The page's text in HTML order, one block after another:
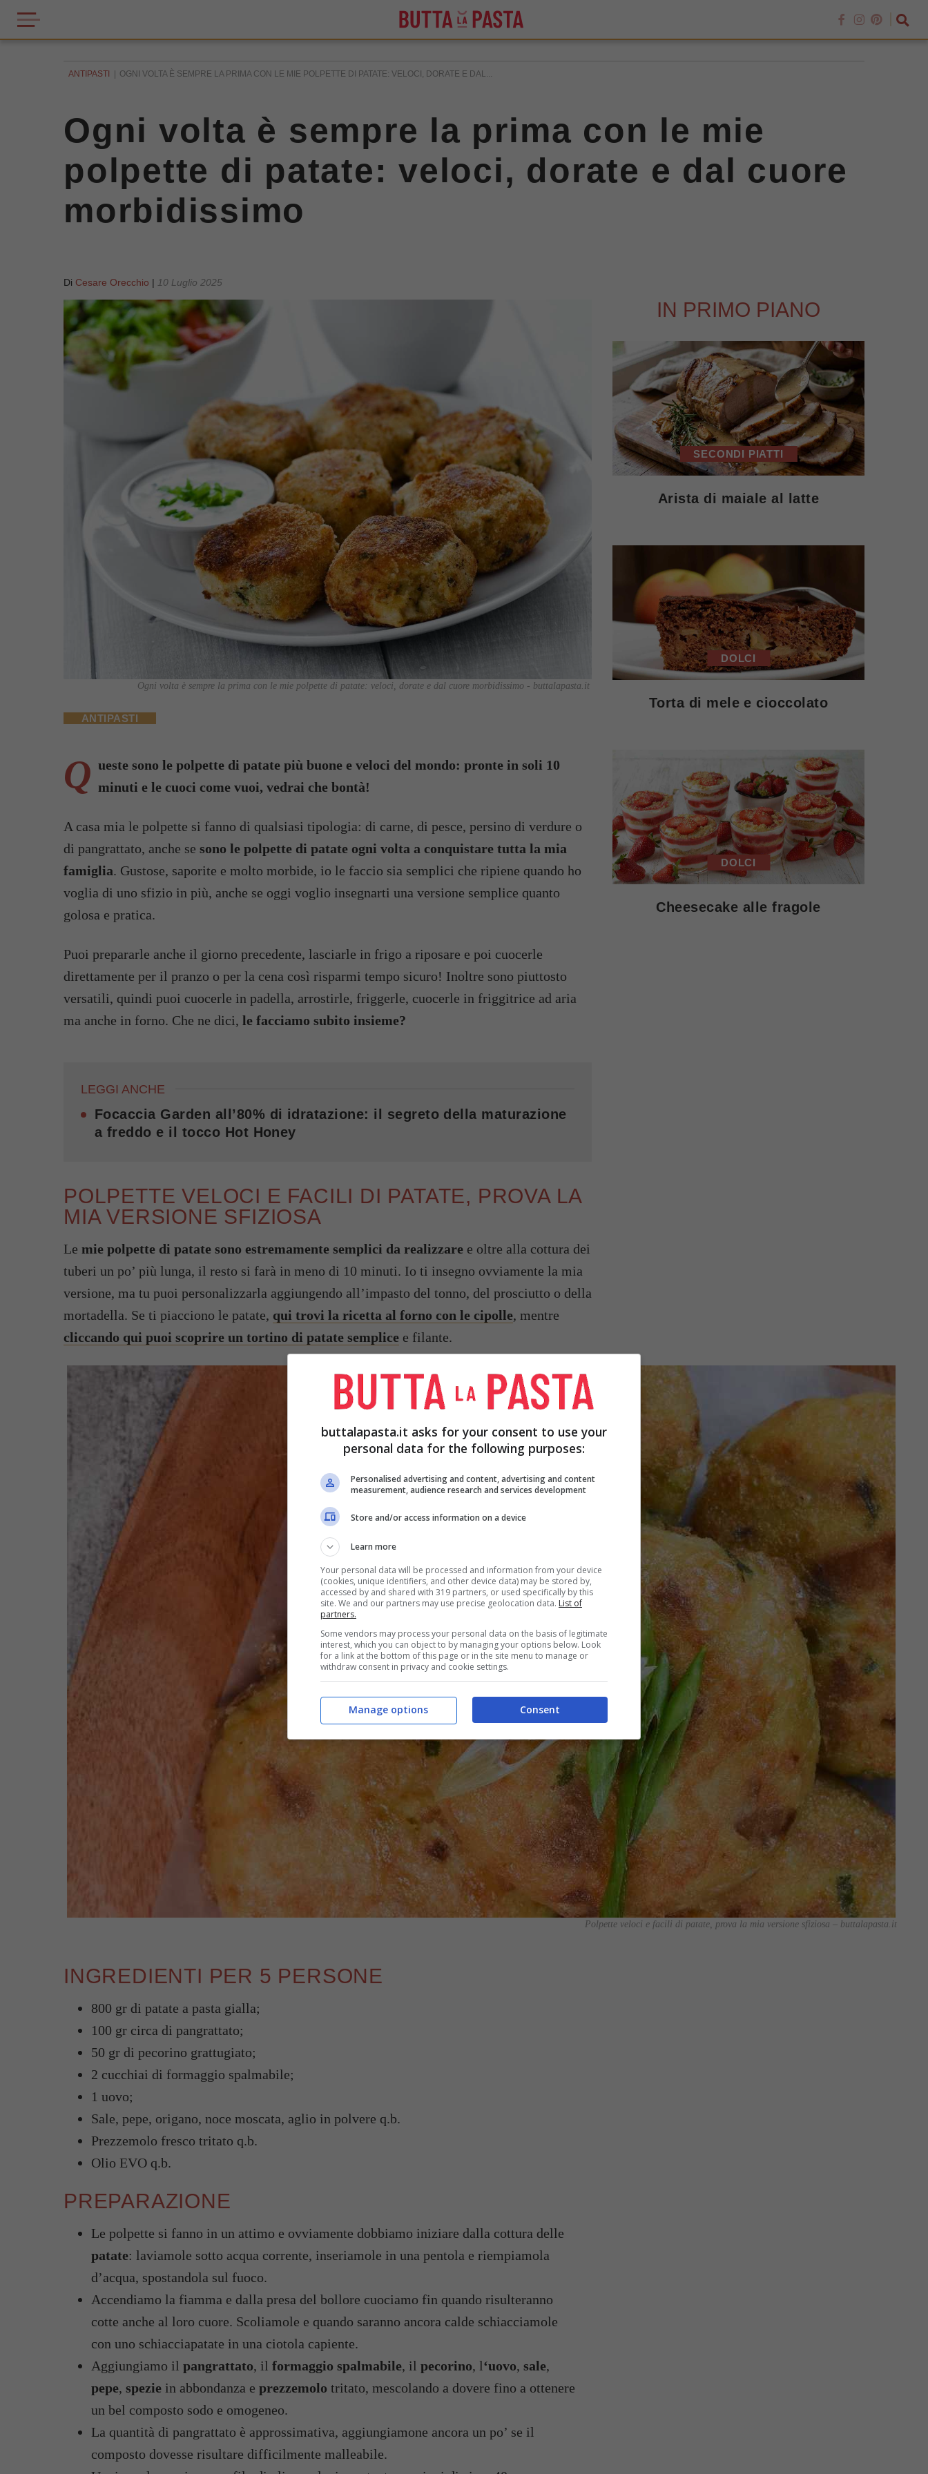
ANTIPASTI OGNI VOLTA È SEMPRE LA PRIMA CON LE MIE POLPETTE DI PATATE: VELOCI, DORATE E DAL...
Ogni volta è sempre la prima con le mie
polpette di patate: veloci, dorate e dal cuore
morbidissimo
Di Cesare Orecchio | 10 Luglio 2025
Ogni volta è sempre la prima con le mie polpette di patate: veloci, dorate e dal cuore morbidissimo - buttalapasta.it
ANTIPASTI
Q ueste sono le polpette di patate più buone e veloci del mondo: pronte in soli 10
minuti e le cuoci come vuoi, vedrai che bontà!
A casa mia le polpette si fanno di qualsiasi tipologia: di carne, di pesce, persino di verdure o
di pangrattato, anche se sono le polpette di patate ogni volta a conquistare tutta la mia
famiglia. Gustose, saporite e molto morbide, io le faccio sia semplici che ripiene quando ho
voglia di uno sfizio in più, anche se oggi voglio insegnarti una versione semplice quanto
golosa e pratica.
Puoi prepararle anche il giorno precedente, lasciarle in frigo a riposare e poi cuocerle
direttamente per il pranzo o per la cena così risparmi tempo sicuro! Inoltre sono piuttosto
versatili, quindi puoi cuocerle in padella, arrostirle, friggerle, cuocerle in friggitrice ad aria
ma anche in forno. Che ne dici, le facciamo subito insieme?
LEGGI ANCHE
Focaccia Garden all’80% di idratazione: il segreto della maturazione
a freddo e il tocco Hot Honey
POLPETTE VELOCI E FACILI DI PATATE, PROVA LA
MIA VERSIONE SFIZIOSA
Le mie polpette di patate sono estremamente semplici da realizzare e oltre alla cottura dei
tuberi un po’ più lunga, il resto si farà in meno di 10 minuti. Io ti insegno ovviamente la mia
versione, ma tu puoi personalizzarla aggiungendo all’impasto del tonno, del prosciutto o della
mortadella. Se ti piacciono le patate, qui trovi la ricetta al forno con le cipolle, mentre
cliccando qui puoi scoprire un tortino di patate semplice e filante.
Polpette veloci e facili di patate, prova la mia versione sfiziosa – buttalapasta.it
INGREDIENTI PER 5 PERSONE
800 gr di patate a pasta gialla;
100 gr circa di pangrattato;
50 gr di pecorino grattugiato;
2 cucchiai di formaggio spalmabile;
1 uovo;
Sale, pepe, origano, noce moscata, aglio in polvere q.b.
Prezzemolo fresco tritato q.b.
Olio EVO q.b.
PREPARAZIONE
Le polpette si fanno in un attimo e ovviamente dobbiamo iniziare dalla cottura delle
patate: laviamole sotto acqua corrente, inseriamole in una pentola e riempiamola
d’acqua, spostandola sul fuoco.
Accendiamo la fiamma e dalla presa del bollore cuociamo fin quando risulteranno
cotte anche al loro cuore. Scoliamole e quando saranno ancora calde schiacciamole
con uno schiacciapatate in una ciotola capiente.
Aggiungiamo il pangrattato, il formaggio spalmabile, il pecorino, l‘uovo, sale,
pepe, spezie in abbondanza e prezzemolo tritato, mescolando a dovere fino a ottenere
un bel composto sodo e omogeneo.
La quantità di pangrattato è approssimativa, aggiungiamone ancora un po’ se il
composto dovesse risultare difficilmente malleabile.
IN PRIMO PIANO
SECONDI PIATTI
Arista di maiale al latte
DOLCI
Torta di mele e cioccolato
DOLCI
Cheesecake alle fragole
buttalapasta.it asks for your consent to use your
personal data for the following purposes:
Personalised advertising and content, advertising and content
measurement, audience research and services development
Store and/or access information on a device
Learn more
Your personal data will be processed and information from your device
(cookies, unique identifiers, and other device data) may be stored by,
accessed by and shared with 319 partners, or used specifically by this
site. We and our partners may use precise geolocation data. List of
partners.
Some vendors may process your personal data on the basis of legitimate
interest, which you can object to by managing your options below. Look
for a link at the bottom of this page or in the site menu to manage or
withdraw consent in privacy and cookie settings.
Consent
Manage options